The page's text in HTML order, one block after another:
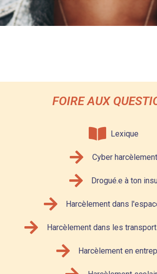
FOIRE AUX
Lexique
Cyber harcèlement
Drogué.e à ton
Harcèlement dans
Harcèlement dans les
Harcèlement en